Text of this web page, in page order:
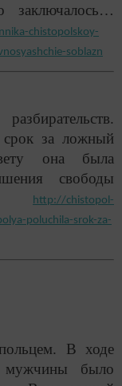
chistopolskoy-
soblazn
срок за ложный
она была
свободы
http://chistopol-
poluchila-srok-za-
В ходе
мужчины было